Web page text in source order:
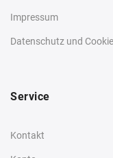
Impressum
Datenschutz und
Service
Kontakt